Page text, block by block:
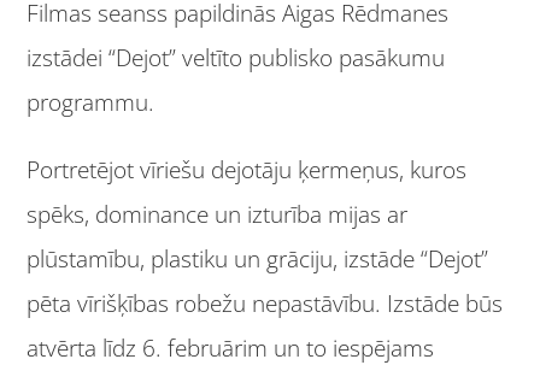
Filmas seanss papildinās Aigas Rēdmanes
izstādei “Dejot” veltīto publisko pasākumu
programmu.
Portretējot vīriešu dejotāju ķermeņus, kuros
spēks, dominance un izturība mijas ar
plūstamību, plastiku un grāciju, izstāde “Dejot”
pēta vīrišķības robežu nepastāvību. Izstāde būs
atvērta līdz 6. februārim un to iespējams